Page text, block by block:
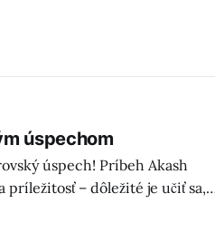
úspechom
úspech! Príbeh Akash
príležitosť – dôležité je učiť sa,